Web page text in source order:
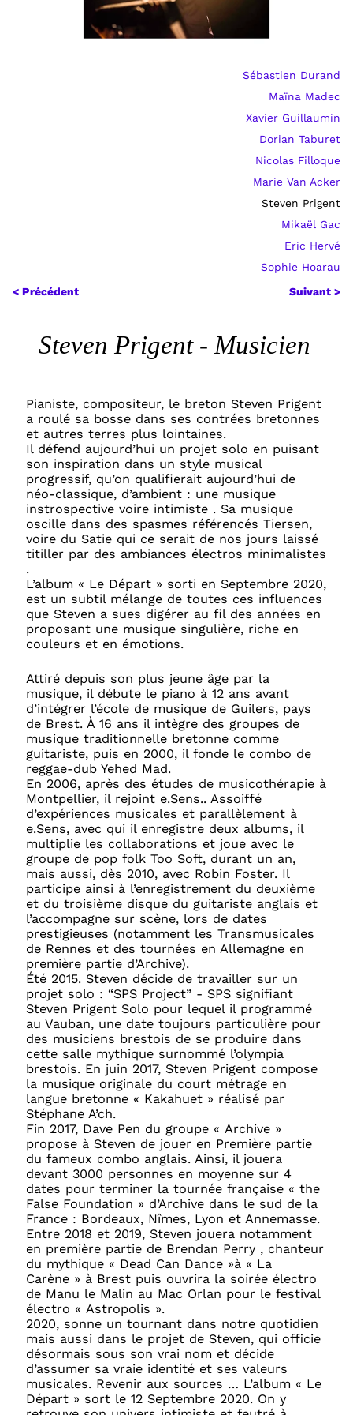
Sébastien Durand
Maïna Madec
Xavier Guillaumin
Dorian Taburet
Nicolas Filloque
Marie Van Acker
Steven Prigent
Mikaël Gac
Eric Hervé
Sophie Hoarau
< Précédent
Suivant >
Steven Prigent - Musicien
Pianiste, compositeur, le breton Steven Prigent
a roulé sa bosse dans ses contrées bretonnes
et autres terres plus lointaines.
Il défend aujourd’hui un projet solo en puisant
son inspiration dans un style musical
progressif, qu’on qualifierait aujourd’hui de
néo-classique, d’ambient : une musique
instrospective voire intimiste . Sa musique
oscille dans des spasmes référencés Tiersen,
voire du Satie qui ce serait de nos jours laissé
titiller par des ambiances électros minimalistes
.
L’album « Le Départ » sorti en Septembre 2020,
est un subtil mélange de toutes ces influences
que Steven a sues digérer au fil des années en
proposant une musique singulière, riche en
couleurs et en émotions.
Attiré depuis son plus jeune âge par la
musique, il débute le piano à 12 ans avant
d’intégrer l’école de musique de Guilers, pays
de Brest. À 16 ans il intègre des groupes de
musique traditionnelle bretonne comme
guitariste, puis en 2000, il fonde le combo de
reggae-dub Yehed Mad.
En 2006, après des études de musicothérapie à
Montpellier, il rejoint e.Sens.. Assoiffé
d’expériences musicales et parallèlement à
e.Sens, avec qui il enregistre deux albums, il
multiplie les collaborations et joue avec le
groupe de pop folk Too Soft, durant un an,
mais aussi, dès 2010, avec Robin Foster. Il
participe ainsi à l’enregistrement du deuxième
et du troisième disque du guitariste anglais et
l’accompagne sur scène, lors de dates
prestigieuses (notamment les Transmusicales
de Rennes et des tournées en Allemagne en
première partie d’Archive).
Été 2015. Steven décide de travailler sur un
projet solo : “SPS Project” - SPS signifiant
Steven Prigent Solo pour lequel il programmé
au Vauban, une date toujours particulière pour
des musiciens brestois de se produire dans
cette salle mythique surnommé l’olympia
brestois. En juin 2017, Steven Prigent compose
la musique originale du court métrage en
langue bretonne « Kakahuet » réalisé par
Stéphane A’ch.
Fin 2017, Dave Pen du groupe « Archive »
propose à Steven de jouer en Première partie
du fameux combo anglais. Ainsi, il jouera
devant 3000 personnes en moyenne sur 4
dates pour terminer la tournée française « the
False Foundation » d’Archive dans le sud de la
France : Bordeaux, Nîmes, Lyon et Annemasse.
Entre 2018 et 2019, Steven jouera notamment
en première partie de Brendan Perry , chanteur
du mythique « Dead Can Dance »à « La
Carène » à Brest puis ouvrira la soirée électro
de Manu le Malin au Mac Orlan pour le festival
électro « Astropolis ».
2020, sonne un tournant dans notre quotidien
mais aussi dans le projet de Steven, qui officie
désormais sous son vrai nom et décide
d’assumer sa vraie identité et ses valeurs
musicales. Revenir aux sources … L’album « Le
Départ » sort le 12 Septembre 2020. On y